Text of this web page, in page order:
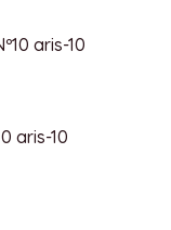
aris-10